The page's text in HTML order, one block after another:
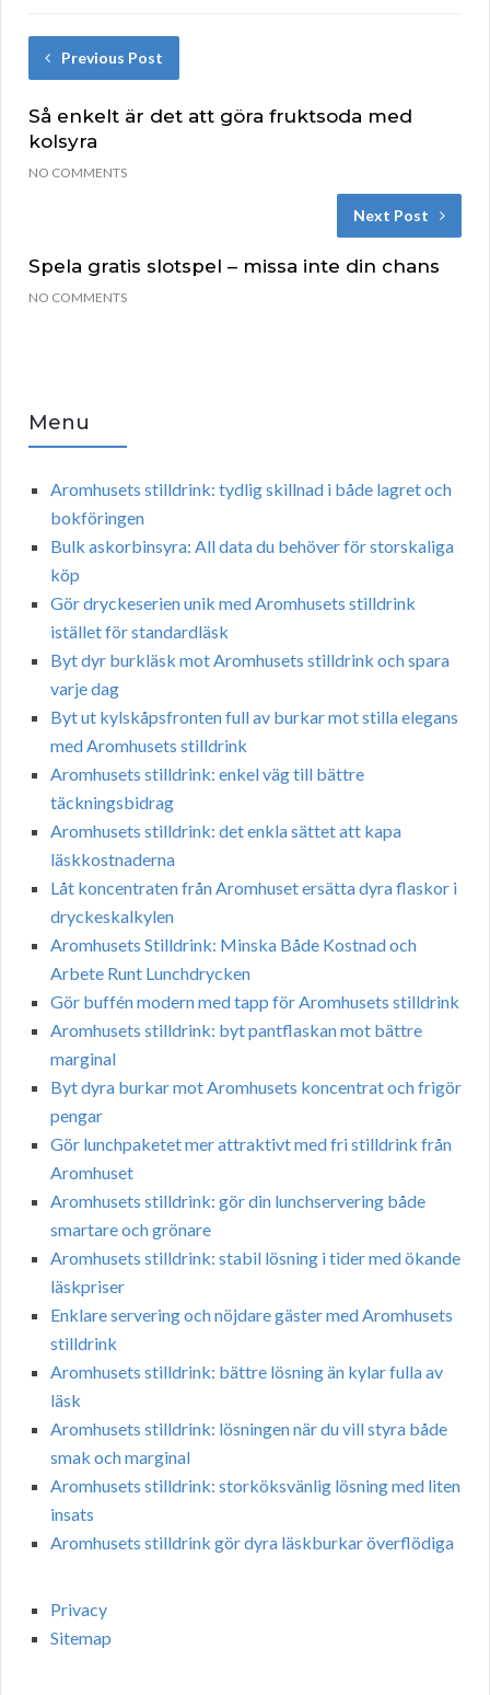
Previous Post
Så enkelt är det att göra fruktsoda med
kolsyra
NO COMMENTS
Next Post
Spela gratis slotspel – missa inte din chans
NO COMMENTS
Menu
Aromhusets stilldrink: tydlig skillnad i både lagret och
bokföringen
Bulk askorbinsyra: All data du behöver för storskaliga
köp
Gör dryckeserien unik med Aromhusets stilldrink
istället för standardläsk
Byt dyr burkläsk mot Aromhusets stilldrink och spara
varje dag
Byt ut kylskåpsfronten full av burkar mot stilla elegans
med Aromhusets stilldrink
Aromhusets stilldrink: enkel väg till bättre
täckningsbidrag
Aromhusets stilldrink: det enkla sättet att kapa
läskkostnaderna
Låt koncentraten från Aromhuset ersätta dyra flaskor i
dryckeskalkylen
Aromhusets Stilldrink: Minska Både Kostnad och
Arbete Runt Lunchdrycken
Gör buffén modern med tapp för Aromhusets stilldrink
Aromhusets stilldrink: byt pantflaskan mot bättre
marginal
Byt dyra burkar mot Aromhusets koncentrat och frigör
pengar
Gör lunchpaketet mer attraktivt med fri stilldrink från
Aromhuset
Aromhusets stilldrink: gör din lunchservering både
smartare och grönare
Aromhusets stilldrink: stabil lösning i tider med ökande
läskpriser
Enklare servering och nöjdare gäster med Aromhusets
stilldrink
Aromhusets stilldrink: bättre lösning än kylar fulla av
läsk
Aromhusets stilldrink: lösningen när du vill styra både
smak och marginal
Aromhusets stilldrink: storköksvänlig lösning med liten
insats
Aromhusets stilldrink gör dyra läskburkar överflödiga
Privacy
Sitemap